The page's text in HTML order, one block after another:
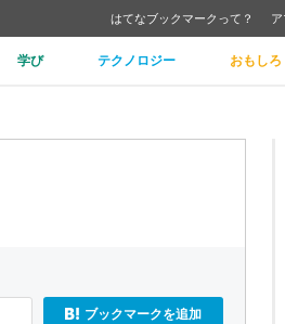
はてなブックマークって？
学び テクノロジー おもしろ
ブックマークを追加